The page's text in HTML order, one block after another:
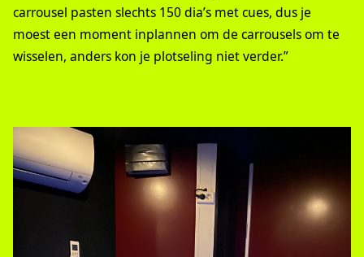
carrousel pasten slechts 150 dia’s met cues, dus je
moest een moment inplannen om de carrousels om te
wisselen, anders kon je plotseling niet verder.”